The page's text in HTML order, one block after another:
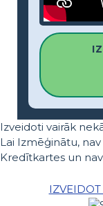
Izveidoti vairāk
Lai Izmēģinātu,
Kredītkartes un